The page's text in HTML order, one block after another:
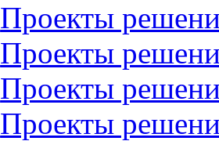
Проекты
Проекты
Проекты
Проекты